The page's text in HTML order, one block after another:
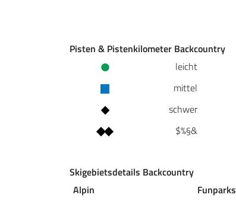
Pisten & Pistenkilometer Backcountry
leicht
mittel
schwer
$%§&
Skigebietsdetails Backcountry
Alpin
Funparks